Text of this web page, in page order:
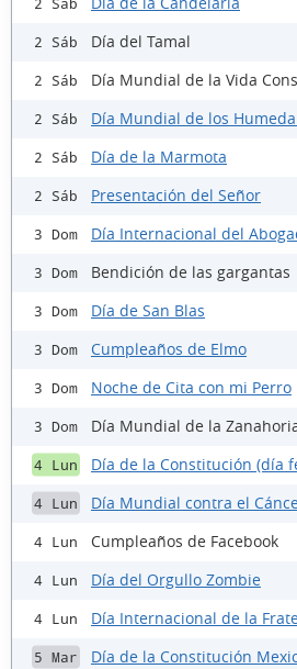
2 Sáb
2 Sáb Día del Tamal
2 Sáb Día Mundial de la Vida
2 Sáb Día Mundial de los
2 Sáb Día de la Marmota
2 Sáb Presentación del Señor
3 Dom Día Internacional del
3 Dom Bendición de las gargantas
3 Dom Día de San Blas
3 Dom Cumpleaños de Elmo
3 Dom Noche de Cita con mi Perro
3 Dom Día Mundial de la
4 Lun Día de la Constitución (día
4 Lun Día Mundial contra el
4 Lun Cumpleaños de Facebook
4 Lun Día del Orgullo Zombie
4 Lun Día Internacional de la
5 Mar Día de la Constitución